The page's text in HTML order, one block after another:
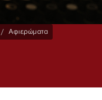
Αφιερώματα